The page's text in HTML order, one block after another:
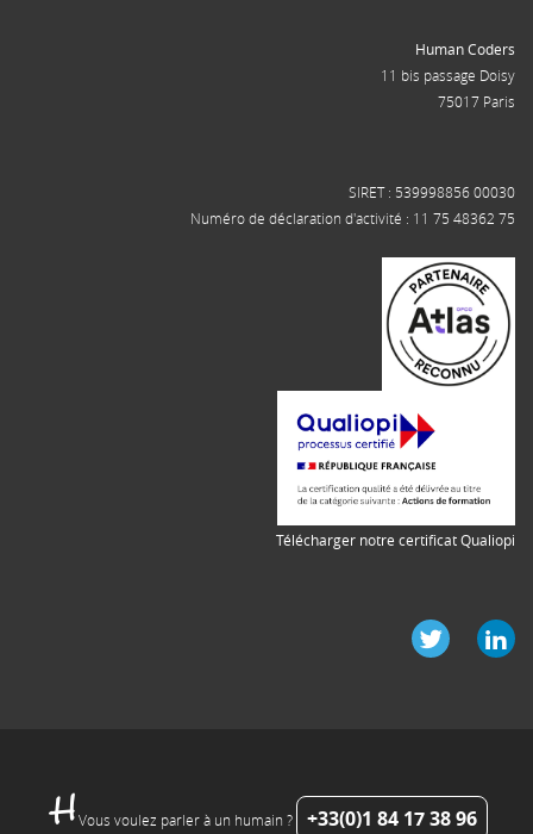
Human Coders
11 bis passage Doisy
75017 Paris
SIRET : 539998856 00030
Numéro de déclaration d'activité : 11 75 48362 75
Télécharger notre certificat Qualiopi
Vous voulez parler à un humain ? +33(0)1 84 17 38 96